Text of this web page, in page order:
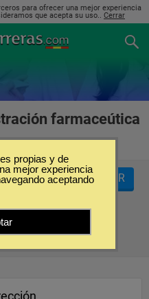
para ofrecer una mejor experiencia
que acepta su uso.. Cerrar
farmaceútica
FILTRAR
propias y de
mejor experiencia
aceptando